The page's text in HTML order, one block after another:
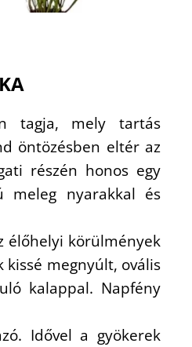
tagja, mely tartás
öntözésben eltér az
részén honos egy
meleg nyarakkal és
élőhelyi körülmények
kissé megnyúlt, ovális
kalappal. Napfény
Idővel a gyökerek